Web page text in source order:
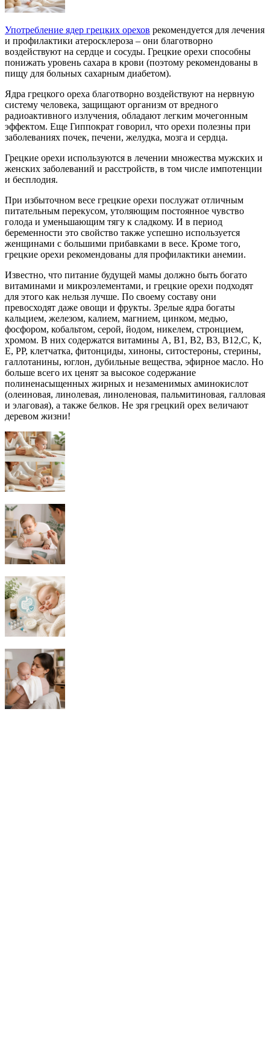
Употребление ядер грецких орехов рекомендуется для лечения
и профилактики атеросклероза – они благотворно
воздействуют на сердце и сосуды. Грецкие орехи способны
понижать уровень сахара в крови (поэтому рекомендованы в
пищу для больных сахарным диабетом).
Ядра грецкого ореха благотворно воздействуют на нервную
систему человека, защищают организм от вредного
радиоактивного излучения, обладают легким мочегонным
эффектом. Еще Гиппократ говорил, что орехи полезны при
заболеваниях почек, печени, желудка, мозга и сердца.
Грецкие орехи используются в лечении множества мужских и
женских заболеваний и расстройств, в том числе импотенции
и бесплодия.
При избыточном весе грецкие орехи послужат отличным
питательным перекусом, утоляющим постоянное чувство
голода и уменьшающим тягу к сладкому. И в период
беременности это свойство также успешно используется
женщинами с большими прибавками в весе. Кроме того,
грецкие орехи рекомендованы для профилактики анемии.
Известно, что питание будущей мамы должно быть богато
витаминами и микроэлементами, и грецкие орехи подходят
для этого как нельзя лучше. По своему составу они
превосходят даже овощи и фрукты. Зрелые ядра богаты
кальцием, железом, калием, магнием, цинком, медью,
фосфором, кобальтом, серой, йодом, никелем, стронцием,
хромом. В них содержатся витамины А, B1, B2, В3, B12,С, К,
Е, РР, клетчатка, фитонциды, хиноны, ситостероны, стерины,
галлотанины, юглон, дубильные вещества, эфирное масло. Но
больше всего их ценят за высокое содержание
полиненасыщенных жирных и незаменимых аминокислот
(олеиновая, линолевая, линоленовая, пальмитиновая, галловая
и элаговая), а также белков. Не зря грецкий орех величают
деревом жизни!